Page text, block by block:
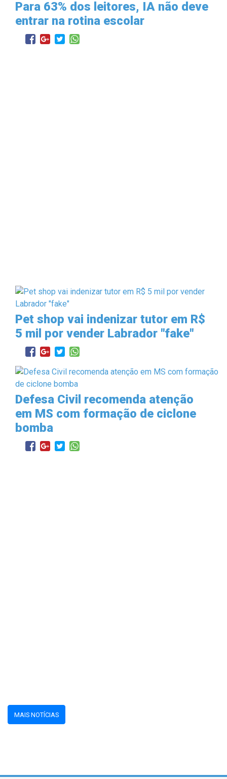
Para 63% dos leitores, IA não deve
entrar na rotina escolar
Pet shop vai indenizar tutor em R$
5 mil por vender Labrador "fake"
Defesa Civil recomenda atenção
em MS com formação de ciclone
bomba
MAIS NOTÍCIAS